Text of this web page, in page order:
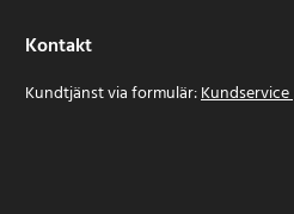
Kontakt
Kundtjänst via formulär:Kundservice